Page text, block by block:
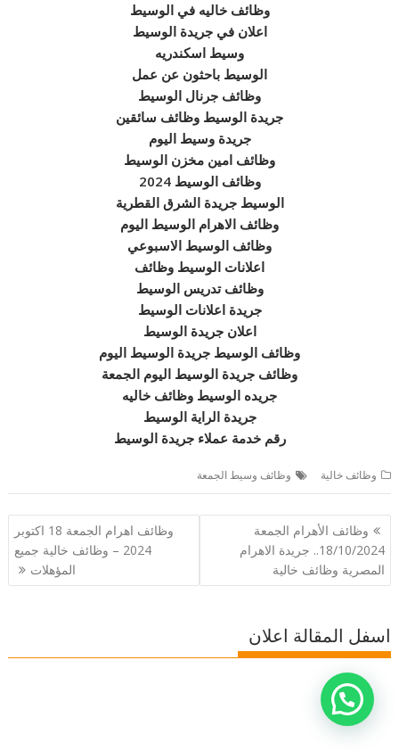
وظائف خاليه في الوسيط
اعلان في جريدة الوسيط
وسيط اسكندريه
الوسيط باحثون عن عمل
وظائف جرنال الوسيط
جريدة الوسيط وظائف سائقين
جريدة وسيط اليوم
وظائف امين مخزن الوسيط
وظائف الوسيط 2024
الوسيط جريدة الشرق القطرية
وظائف الاهرام الوسيط اليوم
وظائف الوسيط الاسبوعي
اعلانات الوسيط وظائف
وظائف تدريس الوسيط
جريدة اعلانات الوسيط
اعلان جريدة الوسيط
وظائف الوسيط جريدة الوسيط اليوم
وظائف جريدة الوسيط اليوم الجمعة
جريده الوسيط وظائف خاليه
جريدة الراية الوسيط
رقم خدمة عملاء جريدة الوسيط
وظائف خالية وظائف وسيط الجمعة
تصفّح
المقالات
وظائف الأهرام الجمعة
18/10/2024.. جريدة الاهرام
المصرية وظائف خالية
وظائف اهرام الجمعة 18 اكتوبر
2024 – وظائف خالية جميع
المؤهلات
اسفل المقالة اعلان